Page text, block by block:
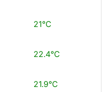
21°C
22.4°C
21.9°C